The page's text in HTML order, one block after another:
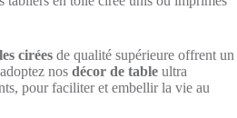
cirées de qualité supérieure offrent un
nos décor de table ultra
pour faciliter et embellir la vie au